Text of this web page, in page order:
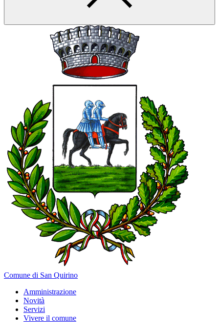
Comune di San Quirino
Amministrazione
Novità
Servizi
Vivere il comune